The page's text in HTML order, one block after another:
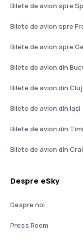
Bilete de avion spre
Bilete de avion spre
Bilete de avion spre
Bilete de avion din
Bilete de avion din
Bilete de avion din Iași
Bilete de avion din
Bilete de avion din
Despre eSky
Despre noi
Press Room